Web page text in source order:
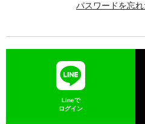
パスワードを忘
Lineで
ログイン